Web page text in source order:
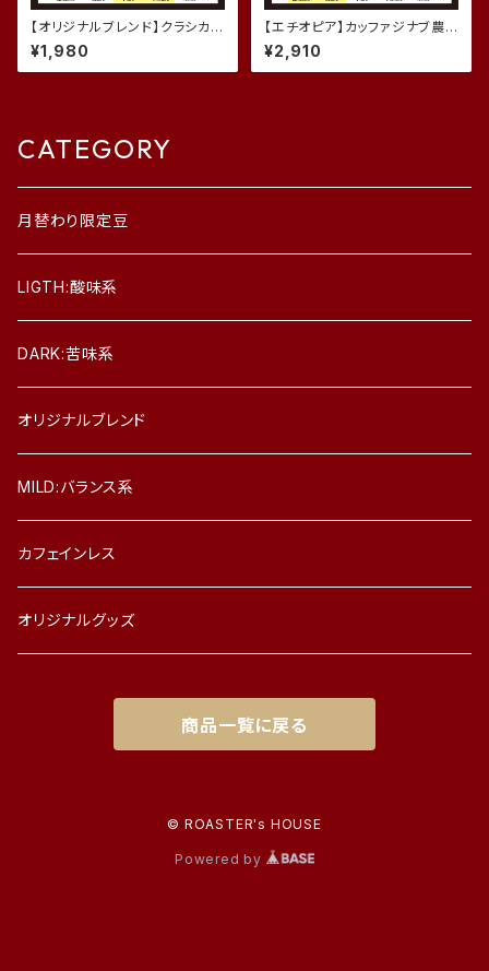
【オリジナルブレンド】クラシカ
ル・スイート (200g)
¥1,980
【エチオピア】カッファジナブ農
園 ゲイシャ (200g)
¥2,910
CATEGORY
月替わり限定豆
LIGTH:酸味系
DARK:苦味系
オリジナルブレンド
MILD:バランス系
カフェインレス
オリジナルグッズ
商品一覧に戻る
© ROASTER's HOUSE
Powered by